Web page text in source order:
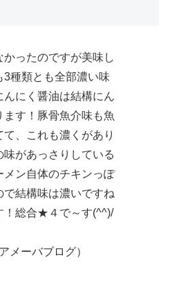
ったのですが美味し
種類とも全部濃い味
にく醤油は結構にん
す！豚骨魚介味も魚
、これも濃くがあり
があっさりしている
メン自体のチキンっぽ
結構味は濃いですね
！総合★４で～す(^^)/
アメーバブログ）